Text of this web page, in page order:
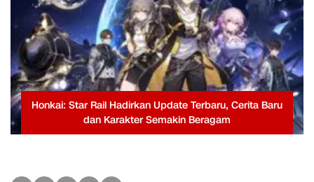
Honkai: Star Rail Hadirkan Update Terbaru, Cerita Baru
dan Karakter Semakin Beragam